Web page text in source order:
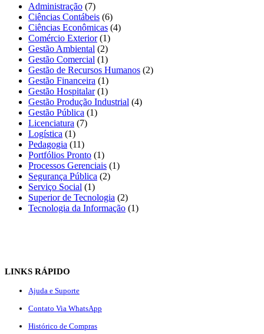
Administração (7)
Ciências Contábeis (6)
Ciências Econômicas (4)
Comércio Exterior(1)
Gestão Ambiental (2)
Gestão Comercial (1)
Gestão de Recursos Humanos (2)
Gestão Financeira (1)
Gestão Hospitalar(1)
Gestão Produção Industrial (4)
Gestão Pública (1)
Licenciatura (7)
Logística (1)
Pedagogia (11)
Portfólios Pronto (1)
Processos Gerenciais (1)
Segurança Pública (2)
Serviço Social (1)
Superior de Tecnologia (2)
Tecnologia da Informação (1)
LINKS RÁPIDO
Ajuda e Suporte
Contato Via WhatsApp
Histórico de Compras